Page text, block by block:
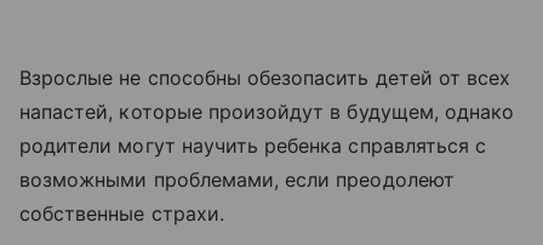
Взрослые не способны обезопасить детей от всех
напастей, которые произойдут в будущем, однако
родители могут научить ребенка справляться с
возможными проблемами, если преодолеют
собственные страхи.